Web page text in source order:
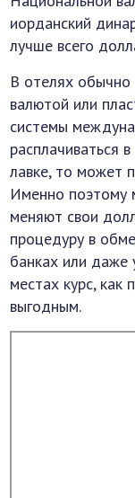
иорданский
лучше всего
В отелях обычно
валютой или
системы
расплачиваться
лавке, то может
Именно поэтому
меняют свои
процедуру в
банках или даже
местах курс, как
выгодным.